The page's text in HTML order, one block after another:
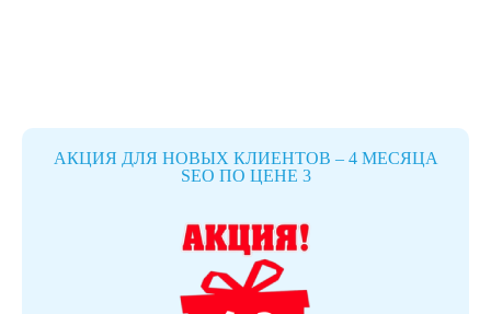
АКЦИЯ ДЛЯ НОВЫХ КЛИЕНТОВ – 4 МЕСЯЦА
SEO ПО ЦЕНЕ 3